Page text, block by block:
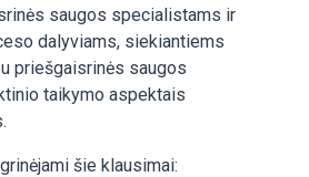
saugos specialistams ir
dalyviams, siekiantiems
priešgaisrinės saugos
taikymo aspektais
šie klausimai: